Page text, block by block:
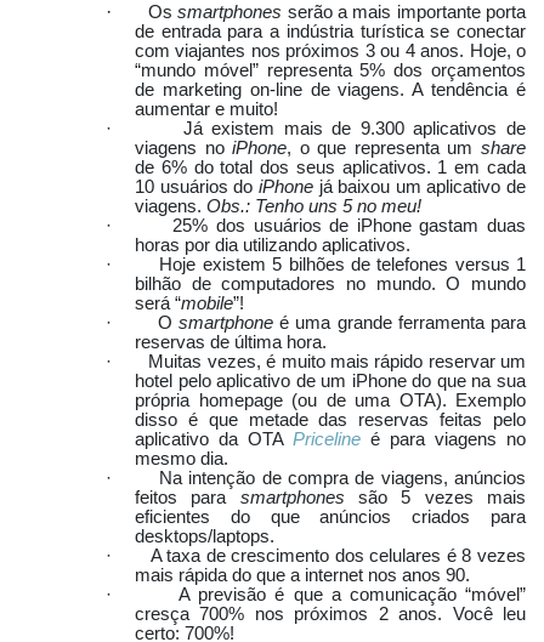
· Ossmartphones serão a mais importante porta
de entrada para a indústria turística se conectar
com viajantes nos próximos 3 ou 4 anos. Hoje, o
“mundo móvel” representa 5% dos orçamentos
de marketing on-line de viagens. A tendência é
aumentar e muito!
·
Já existem mais de 9.300 aplicativos de
viagens noiPhone, o que representa umshare
de 6% do total dos seus aplicativos. 1 em cada
10 usuários do iPhonejá baixou um aplicativo de
viagens. Obs.: Tenho uns 5 no meu!
·
25% dos usuários de iPhone gastam duas
horas por dia utilizando aplicativos.
·
Hoje existem 5 bilhões de telefones versus 1
bilhão de computadores no mundo. O mundo
será “mobile”!
·
O smartphone é uma grande ferramenta para
reservas de última hora.
·
Muitas vezes, é muito mais rápido reservar um
hotel pelo aplicativo de um iPhone do que na sua
própria homepage (ou de uma OTA). Exemplo
disso é que metade das reservas feitas pelo
aplicativo da OTA Priceline é para viagens no
mesmo dia.
·
Na intenção de compra de viagens, anúncios
feitos para smartphones são 5 vezes mais
eficientes do que anúncios criados para
desktops/laptops.
·
A taxa de crescimento dos celulares é 8 vezes
mais rápida do que a internet nos anos 90.
·
A previsão é que a comunicação “móvel”
cresça 700% nos próximos 2 anos. Você leu
certo: 700%!